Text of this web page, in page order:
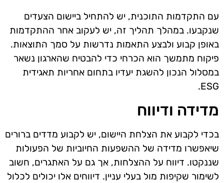
עם התקדמות התוכנית, יש להתחיל ביישום הצעדים
שנקבעו. במהלך תהליך זה, יש לעקוב אחר ההתקדמות
באופן קבוע ולבצע התאמות נדרשות על סמך התוצאות.
פיקוח מתמשך הוא הכרחי כדי להבטיח שהארגון נשאר
במסלול הנכון להשגת יעדיו בתחום אחריות תאגידית
ESG.
מדידה ודיווח
בכדי לקבוע את הצלחת היישום, יש לקבוע מדדים ברורים
שיאפשרו מדידה של ההשפעות החיוביות של הפעולות
שננקטו. דיווח על ההצלחות, אך גם על האתגרים, חשוב
לשימור שקיפות מול בעלי עניין. דיווחים אלו יכולים לכלול